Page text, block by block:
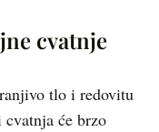
cvatnje
tlo i redovitu
će brzo